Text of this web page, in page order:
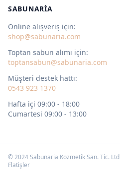
SABUNARIA
Online alışveriş için:
shop@sabunaria.com
Toptan sabun alımı için:
toptansabun@sabunaria.com
Müşteri destek hattı:
0543 923 1370
Hafta içi 09:00 - 18:00
Cumartesi 09:00 - 13:00
© 2024 Sabunaria Kozmetik San. Tic. Ltd.
Flatişler